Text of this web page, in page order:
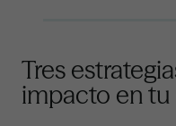
Tres
impacto en